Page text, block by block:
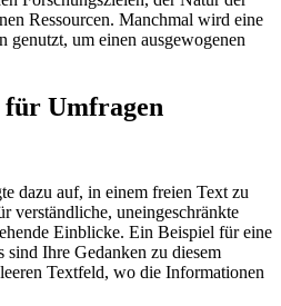
Ressourcen. Manchmal wird eine
um einen ausgewogenen
für Umfragen
dazu auf, in einem freien Text zu
verständliche, uneingeschränkte
Einblicke. Ein Beispiel für eine
sind Ihre Gedanken zu diesem
Textfeld, wo die Informationen